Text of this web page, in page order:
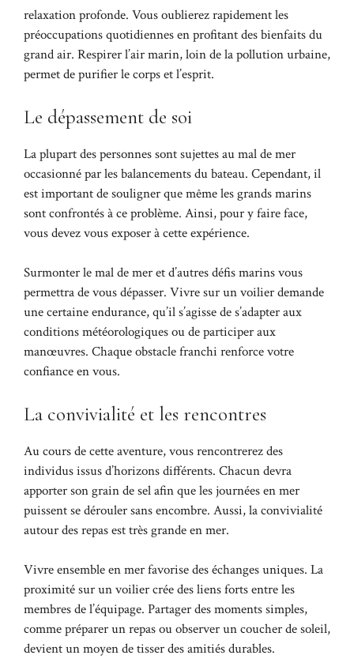
relaxation profonde. Vous oublierez rapidement les
préoccupations quotidiennes en profitant des bienfaits du
grand air. Respirer l’air marin, loin de la pollution urbaine,
permet de purifier le corps et l’esprit.
Le dépassement de soi
La plupart des personnes sont sujettes au mal de mer
occasionné par les balancements du bateau. Cependant, il
est important de souligner que même les grands marins
sont confrontés à ce problème. Ainsi, pour y faire face,
vous devez vous exposer à cette expérience.
Surmonter le mal de mer et d’autres défis marins vous
permettra de vous dépasser. Vivre sur un voilier demande
une certaine endurance, qu’il s’agisse de s’adapter aux
conditions météorologiques ou de participer aux
manœuvres. Chaque obstacle franchi renforce votre
confiance en vous.
La convivialité et les rencontres
Au cours de cette aventure, vous rencontrerez des
individus issus d’horizons différents. Chacun devra
apporter son grain de sel afin que les journées en mer
puissent se dérouler sans encombre. Aussi, la convivialité
autour des repas est très grande en mer.
Vivre ensemble en mer favorise des échanges uniques. La
proximité sur un voilier crée des liens forts entre les
membres de l’équipage. Partager des moments simples,
comme préparer un repas ou observer un coucher de soleil,
devient un moyen de tisser des amitiés durables.